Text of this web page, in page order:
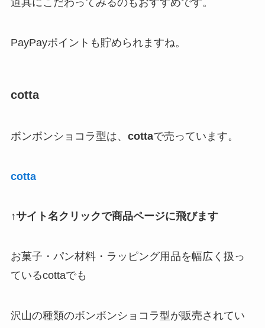
道具にこだわってみるのもおすすめです。
PayPayポイントも貯められますね。
cotta
ボンボンショコラ型は、 cottaで売っています。
cotta
↑サイト名クリックで商品ページに飛びます
お菓子・パン材料・ラッピング用品を幅広く扱っ
ているcottaでも
沢山の種類のボンボンショコラ型が販売されてい